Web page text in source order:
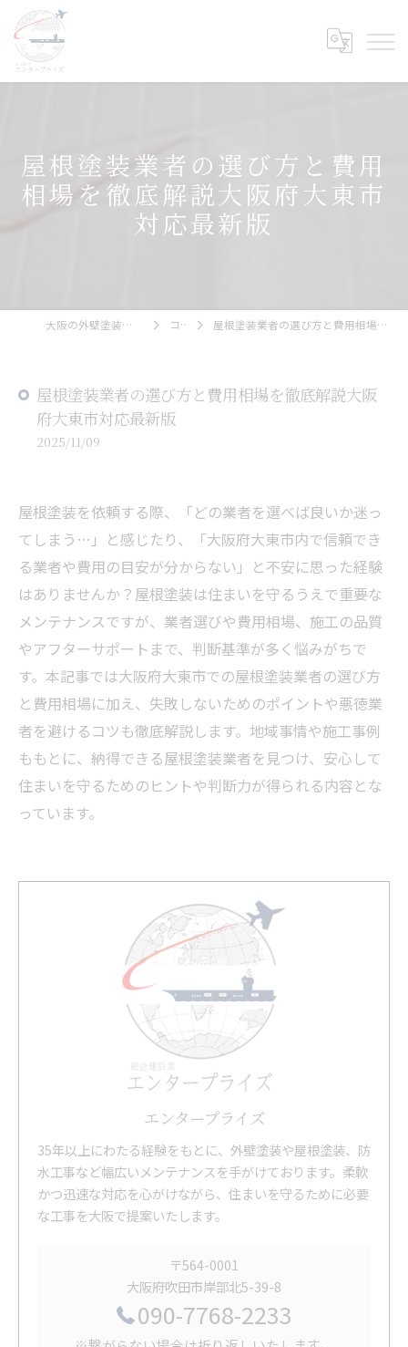
屋根塗装業者の選び方と費用
相場を徹底解説大阪府大東市
対応最新版
大阪の外壁塗装ならエンタープライズ コラム 屋根塗装業者の選び方と費用相場を徹底解説大阪府大東市対応最新版
屋根塗装業者の選び方と費用相場を徹底解説大阪
府大東市対応最新版
2025/11/09
屋根塗装を依頼する際、「どの業者を選べば良いか迷っ
てしまう…」と感じたり、「大阪府大東市内で信頼でき
る業者や費用の目安が分からない」と不安に思った経験
はありませんか？屋根塗装は住まいを守るうえで重要な
メンテナンスですが、業者選びや費用相場、施工の品質
やアフターサポートまで、判断基準が多く悩みがちで
す。本記事では大阪府大東市での屋根塗装業者の選び方
と費用相場に加え、失敗しないためのポイントや悪徳業
者を避けるコツも徹底解説します。地域事情や施工事例
ももとに、納得できる屋根塗装業者を見つけ、安心して
住まいを守るためのヒントや判断力が得られる内容とな
っています。
エンタープライズ
35年以上にわたる経験をもとに、外壁塗装や屋根塗装、防
水工事など幅広いメンテナンスを手がけております。柔軟
かつ迅速な対応を心がけながら、住まいを守るために必要
な工事を大阪で提案いたします。
〒564-0001
大阪府吹田市岸部北5-39-8
090-7768-2233